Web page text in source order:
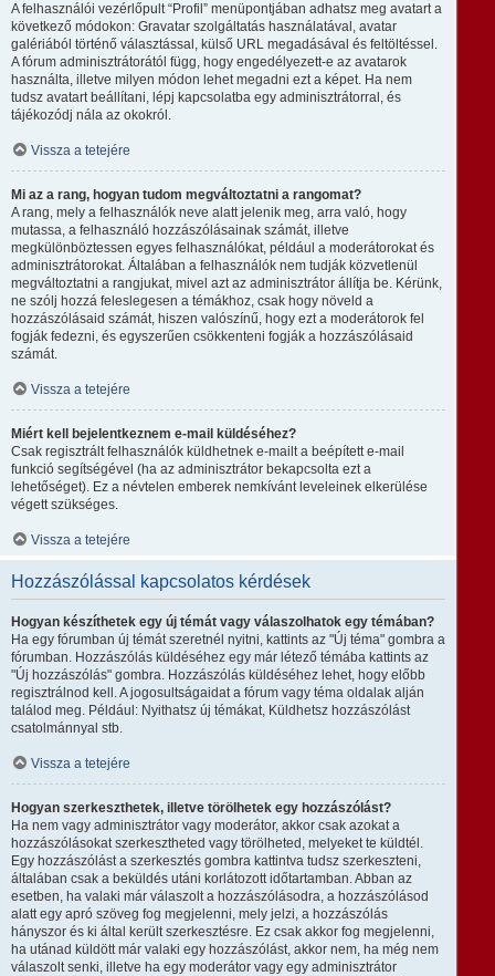
A felhasználói vezérlőpult “Profil” menüpontjában adhatsz meg avatart a
következő módokon: Gravatar szolgáltatás használatával, avatar
galériából történő választással, külső URL megadásával és feltöltéssel.
A fórum adminisztrátorától függ, hogy engedélyezett-e az avatarok
használta, illetve milyen módon lehet megadni ezt a képet. Ha nem
tudsz avatart beállítani, lépj kapcsolatba egy adminisztrátorral, és
tájékozódj nála az okokról.
Vissza a tetejére
Mi az a rang, hogyan tudom megváltoztatni a rangomat?
A rang, mely a felhasználók neve alatt jelenik meg, arra való, hogy
mutassa, a felhasználó hozzászólásainak számát, illetve
megkülönböztessen egyes felhasználókat, például a moderátorokat és
adminisztrátorokat. Általában a felhasználók nem tudják közvetlenül
megváltoztatni a rangjukat, mivel azt az adminisztrátor állítja be. Kérünk,
ne szólj hozzá feleslegesen a témákhoz, csak hogy növeld a
hozzászólásaid számát, hiszen valószínű, hogy ezt a moderátorok fel
fogják fedezni, és egyszerűen csökkenteni fogják a hozzászólásaid
számát.
Vissza a tetejére
Miért kell bejelentkeznem e-mail küldéséhez?
Csak regisztrált felhasználók küldhetnek e-mailt a beépített e-mail
funkció segítségével (ha az adminisztrátor bekapcsolta ezt a
lehetőséget). Ez a névtelen emberek nemkívánt leveleinek elkerülése
végett szükséges.
Vissza a tetejére
Hozzászólással kapcsolatos kérdések
Hogyan készíthetek egy új témát vagy válaszolhatok egy témában?
Ha egy fórumban új témát szeretnél nyitni, kattints az "Új téma" gombra a
fórumban. Hozzászólás küldéséhez egy már létező témába kattints az
"Új hozzászólás" gombra. Hozzászólás küldéséhez lehet, hogy előbb
regisztrálnod kell. A jogosultságaidat a fórum vagy téma oldalak alján
találod meg. Például: Nyithatsz új témákat, Küldhetsz hozzászólást
csatolmánnyal stb.
Vissza a tetejére
Hogyan szerkeszthetek, illetve törölhetek egy hozzászólást?
Ha nem vagy adminisztrátor vagy moderátor, akkor csak azokat a
hozzászólásokat szerkesztheted vagy törölheted, melyeket te küldtél.
Egy hozzászólást a szerkesztés gombra kattintva tudsz szerkeszteni,
általában csak a beküldés utáni korlátozott időtartamban. Abban az
esetben, ha valaki már válaszolt a hozzászólásodra, a hozzászólásod
alatt egy apró szöveg fog megjelenni, mely jelzi, a hozzászólás
hányszor és ki által került szerkesztésre. Ez csak akkor fog megjelenni,
ha utánad küldött már valaki egy hozzászólást, akkor nem, ha még nem
válaszolt senki, illetve ha egy moderátor vagy egy adminisztrátor